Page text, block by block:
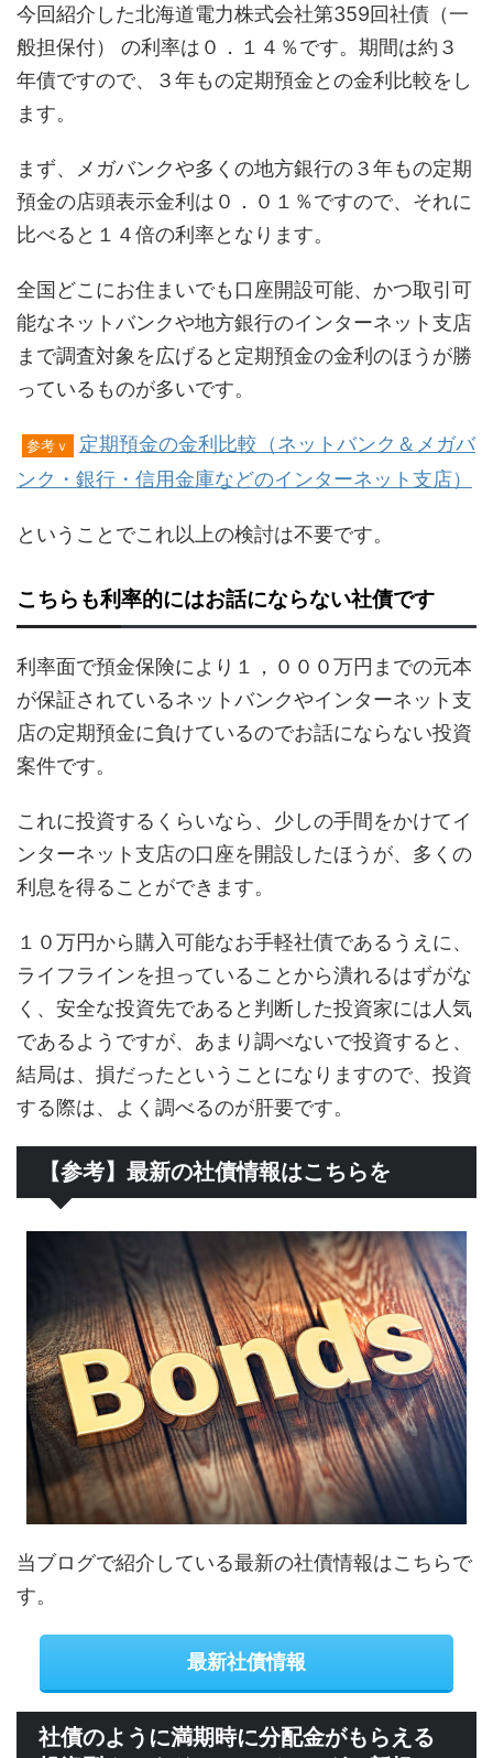
今回紹介した北海道電力株式会社第359回社債（一
般担保付） の利率は０．１４％です。期間は約３
年債ですので、３年もの定期預金との金利比較をし
ます。
まず、メガバンクや多くの地方銀行の３年もの定期
預金の店頭表示金利は０．０１％ですので、それに
比べると１４倍の利率となります。
全国どこにお住まいでも口座開設可能、かつ取引可
能なネットバンクや地方銀行のインターネット支店
まで調査対象を広げると定期預金の金利のほうが勝
っているものが多いです。
参考ｖ
定期預金の金利比較（ネットバンク＆メガバ
ンク・銀行・信用金庫などのインターネット支店）
ということでこれ以上の検討は不要です。
こちらも利率的にはお話にならない社債です
利率面で預金保険により１，０００万円までの元本
が保証されているネットバンクやインターネット支
店の定期預金に負けているのでお話にならない投資
案件です。
これに投資するくらいなら、少しの手間をかけてイ
ンターネット支店の口座を開設したほうが、多くの
利息を得ることができます。
１０万円から購入可能なお手軽社債であるうえに、
ライフラインを担っていることから潰れるはずがな
く、安全な投資先であると判断した投資家には人気
であるようですが、あまり調べないで投資すると、
結局は、損だったということになりますので、投資
する際は、よく調べるのが肝要です。
【参考】最新の社債情報はこちらを
当ブログで紹介している最新の社債情報はこちらで
す。
最新社債情報
社債のように満期時に分配金がもらえる